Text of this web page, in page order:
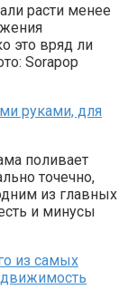
расти менее
это вряд ли
Sorapop
руками, для
поливает
точечно,
из главных
и минусы
из самых